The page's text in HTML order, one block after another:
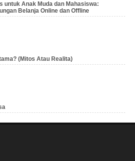
untuk Anak Muda dan Mahasiswa:
Belanja Online dan Offline
(Mitos Atau Realita)